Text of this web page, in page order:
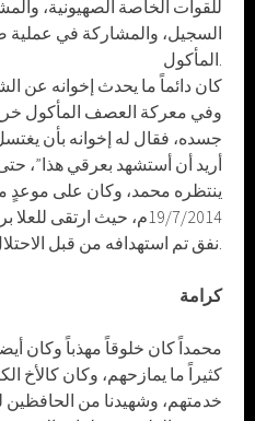
للقوات الخاصة الصهيونية،
السجيل، والمشاركة في
كان دائماً ما يحدث إخوانه عن
جسده، فقال له إخوانه بأن
أريد أن أستشهد بعرقي هذا”،
ينتظره محمد، وكان على موعدٍ
19/7/2014م، حيث ارتقى
كرامة
محمداً كان خلوقاً مهذباً وكان
كثيراً ما يمازحهم، وكان كالأخ
خدمتهم، وشهيدنا من الحافظين